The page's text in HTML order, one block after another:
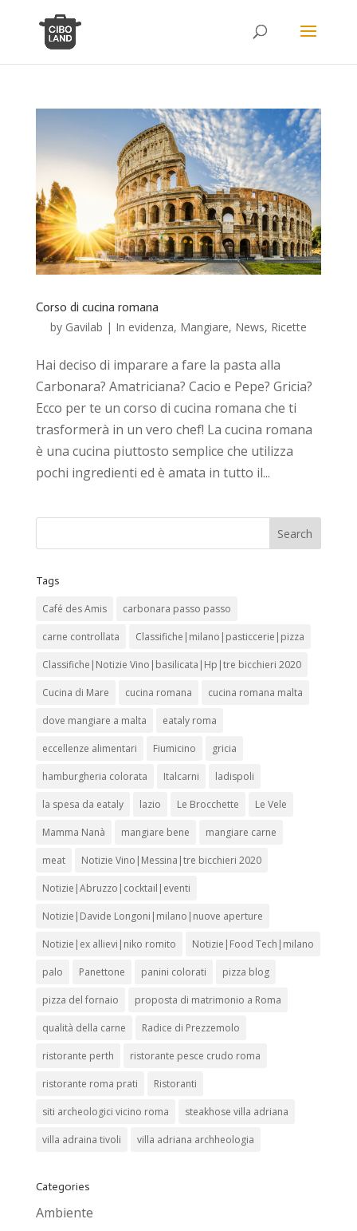
Corso di cucina romana
by Gavilab | In evidenza, Mangiare, News, Ricette
Hai deciso di imparare a fare la pasta alla
Carbonara? Amatriciana? Cacio e Pepe? Gricia?
Ecco per te un corso di cucina romana che ti
trasformerà in un vero chef! La cucina romana
è una cucina piuttosto semplice che utilizza
pochi ingredienti ed è amata in tutto il...
Tags
Café des Amis carbonara passo passo
carne controllata Classifiche|milano|pasticcerie|pizza
Classifiche|Notizie Vino|basilicata|Hp|tre bicchieri 2020
Cucina di Mare cucina romana cucina romana malta
dove mangiare a malta eataly roma
eccellenze alimentari Fiumicino gricia
hamburgheria colorata Italcarni ladispoli
la spesa da eataly lazio Le Brocchette Le Vele
Mamma Nanà mangiare bene mangiare carne
meat Notizie Vino|Messina|tre bicchieri 2020
Notizie|Abruzzo|cocktail|eventi
Notizie|Davide Longoni|milano|nuove aperture
Notizie|ex allievi|niko romito Notizie|Food Tech|milano
palo Panettone panini colorati pizza blog
pizza del fornaio proposta di matrimonio a Roma
qualità della carne Radice di Prezzemolo
ristorante perth ristorante pesce crudo roma
ristorante roma prati Ristoranti
siti archeologici vicino roma steakhose villa adriana
villa adraina tivoli villa adriana archheologia
Categories
Ambiente